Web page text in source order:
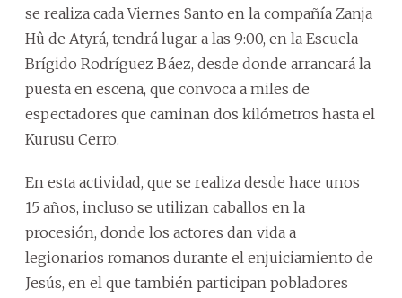
se realiza cada Viernes Santo en la compañía Zanja
Hû de Atyrá, tendrá lugar a las 9:00, en la Escuela
Brígido Rodríguez Báez, desde donde arrancará la
puesta en escena, que convoca a miles de
espectadores que caminan dos kilómetros hasta el
Kurusu Cerro.
En esta actividad, que se realiza desde hace unos
15 años, incluso se utilizan caballos en la
procesión, donde los actores dan vida a
legionarios romanos durante el enjuiciamiento de
Jesús, en el que también participan pobladores